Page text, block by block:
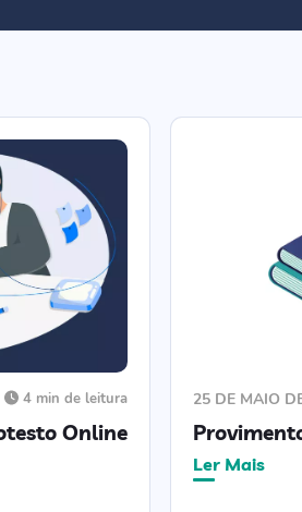
4 min de leitura
Online
25 DE MAIO
Ler Mais